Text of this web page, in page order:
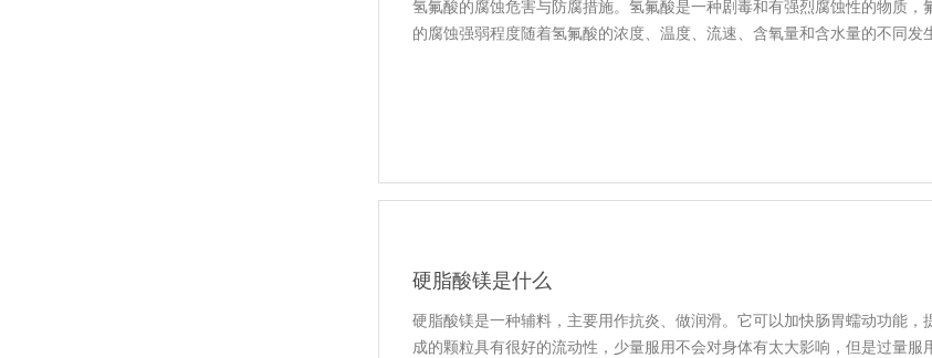
氢氟酸的腐蚀危害与防腐措施。氢氟酸是一种剧毒和有强烈腐蚀性的物质
的腐蚀强弱程度随着氢氟酸的浓度、温度、流速、含氧量和含水量的不同发
硬脂酸镁是什么
硬脂酸镁是一种辅料，主要用作抗炎、做润滑。它可以加快肠胃蠕动功能
成的颗粒具有很好的流动性，少量服用不会对身体有太大影响，但是过量服